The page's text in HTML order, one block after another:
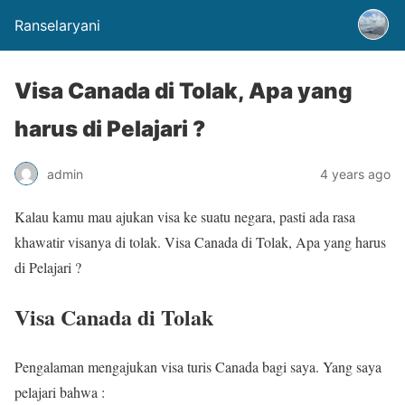
Ranselaryani
Visa Canada di Tolak, Apa yang
harus di Pelajari ?
admin 4 years ago
Kalau kamu mau ajukan visa ke suatu negara, pasti ada rasa
khawatir visanya di tolak. Visa Canada di Tolak, Apa yang harus
di Pelajari ?
Visa Canada di Tolak
Pengalaman mengajukan visa turis Canada bagi saya. Yang saya
pelajari bahwa :